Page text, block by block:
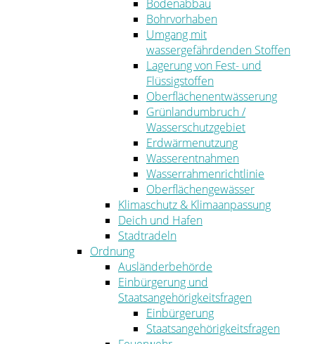
Bodenabbau
Bohrvorhaben
Umgang mit
wassergefährdenden Stoffen
Lagerung von Fest- und
Flüssigstoffen
Oberflächenentwässerung
Grünlandumbruch /
Wasserschutzgebiet
Erdwärmenutzung
Wasserentnahmen
Wasserrahmenrichtlinie
Oberflächengewässer
Klimaschutz & Klimaanpassung
Deich und Hafen
Stadtradeln
Ordnung
Ausländerbehörde
Einbürgerung und
Staatsangehörigkeitsfragen
Einbürgerung
Staatsangehörigkeitsfragen